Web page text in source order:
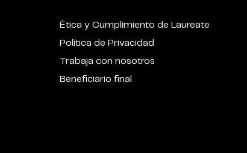
Ética y Cumplimiento de Laureate
Política de Privacidad
Trabaja con nosotros
Beneficiario final